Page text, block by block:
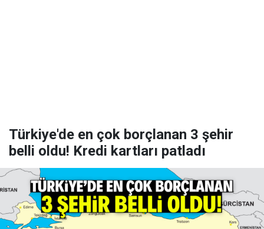
Türkiye'de en çok borçlanan 3 şehir
belli oldu! Kredi kartları patladı